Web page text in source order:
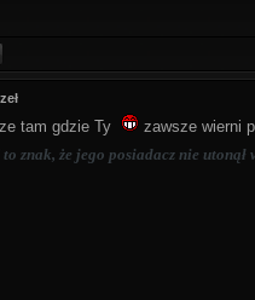
tam gdzie Ty
zawsze wierni
znak, że jego posiadacz nie utonął